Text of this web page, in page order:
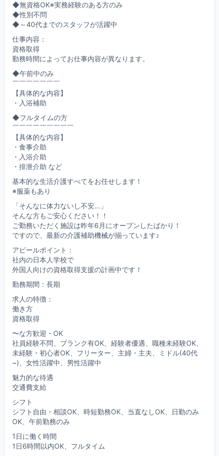
◆無資格OK※実務経験のある方のみ
◆性別不問
◆～40代までのスタッフが活躍中
仕事内容：
資格取得
勤務時間によってお仕事内容が異なります。
◆午前中のみ
￣￣￣￣￣￣￣
【具体的な内容】
・入浴補助
◆フルタイムの方
￣￣￣￣￣￣￣￣￣
【具体的な内容】
・食事介助
・入浴介助
・排泄介助 など
基本的な生活介護すべてをお任せします！
※服薬もあり
「そんなに体力ないし不安…」
そんな方もご安心ください！！
ご勤務いただく施設は昨年6月にオープンしたばかり！
ですので、最新の介護補助機械が揃っています♪
アピールポイント：
社内の日本人学校で
外国人向けの資格取得支援の計画中です！
勤務期間：長期
求人の特徴：
働き方
資格取得
〜な方歓迎・OK
社員経験不問、ブランク有OK、経験者優遇、職種未経験OK、
未経験・初心者OK、フリーター、主婦・主夫、ミドル(40代
~)、女性活躍中、男性活躍中
魅力的な待遇
交通費支給
シフト
シフト自由・相談OK、時短勤務OK、当直なしOK、日勤のみ
OK、午前勤務のみ
1日に働く時間
1日6時間以内OK、フルタイム